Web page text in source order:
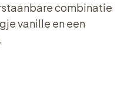
combinatie
vanille en een